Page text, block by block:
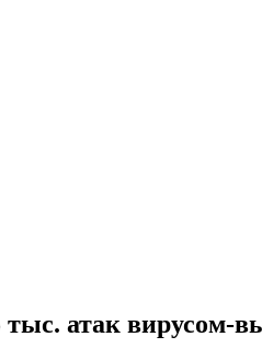
тыс. атак вирусом-